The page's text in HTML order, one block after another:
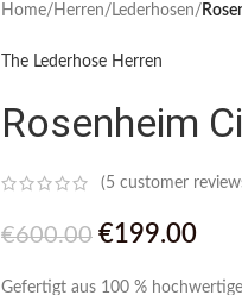
Home/ Herren/ Lederhosen/
The Lederhose Herren
Rosenheim
(5 customer
€600.00 €199.00
Gefertigt aus 100 %